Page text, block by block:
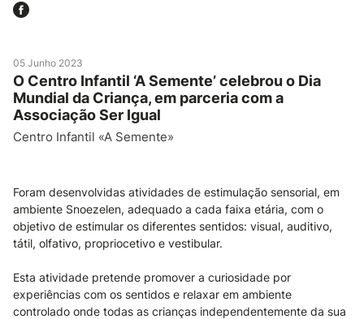
05 Junho 2023
O Centro Infantil ‘A Semente’ celebrou o Dia
Mundial da Criança, em parceria com a
Associação Ser Igual
Centro Infantil «A Semente»
Foram desenvolvidas atividades de estimulação sensorial, em
ambiente Snoezelen, adequado a cada faixa etária, com o
objetivo de estimular os diferentes sentidos: visual, auditivo,
tátil, olfativo, propriocetivo e vestibular.
Esta atividade pretende promover a curiosidade por
experiências com os sentidos e relaxar em ambiente
controlado onde todas as crianças independentemente da sua